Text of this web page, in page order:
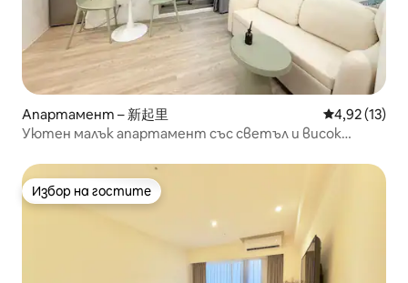
Апартамент – 新起里 Средна
4,92 (13)
Уютен малък апартамент със светъл и висок
Избор на гостите
Избор на гостите